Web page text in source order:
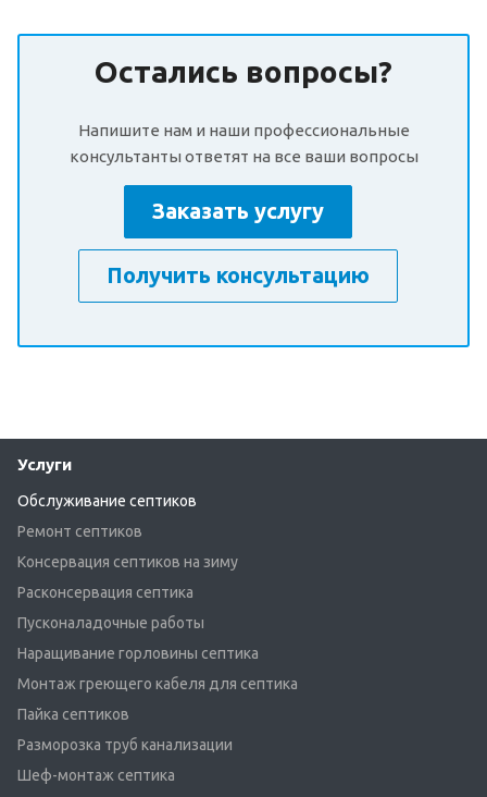
Остались вопросы?
Напишите нам и наши профессиональные
консультанты ответят на все ваши вопросы
Заказать услугу
Получить консультацию
Услуги
Обслуживание септиков
Ремонт септиков
Консервация септиков на зиму
Расконсервация септика
Пусконаладочные работы
Наращивание горловины септика
Монтаж греющего кабеля для септика
Пайка септиков
Разморозка труб канализации
Шеф-монтаж септика